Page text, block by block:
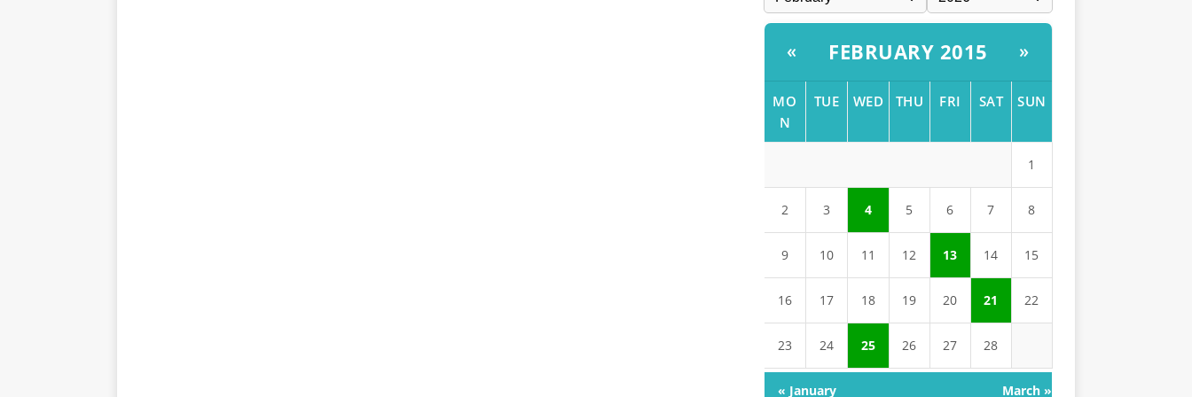
« FEBRUARY 2015 »
MO
N
TUE WED THU FRI SAT SUN
1
2 3 4 5 6 7 8
9 10 11 12 13 14 15
16 17 18 19 20 21 22
23 24 25 26 27 28
« January March »